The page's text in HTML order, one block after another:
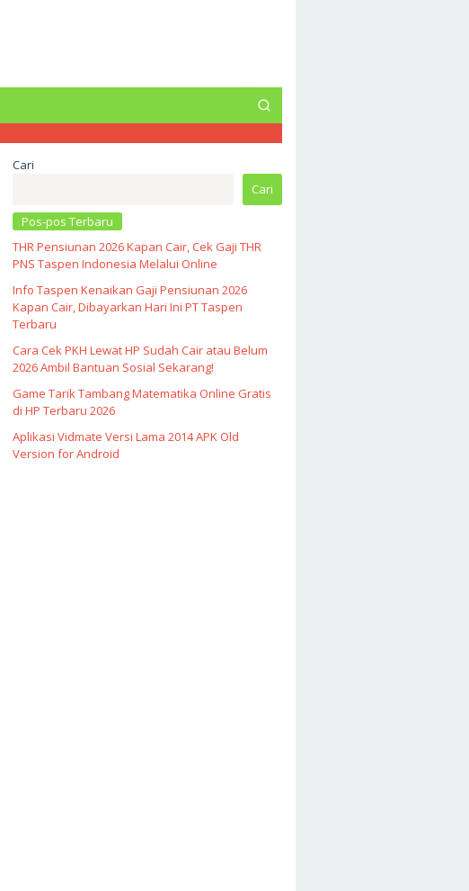
Cari
Cari
Pos-pos Terbaru
THR Pensiunan 2026 Kapan Cair, Cek Gaji THR
PNS Taspen Indonesia Melalui Online
Info Taspen Kenaikan Gaji Pensiunan 2026
Kapan Cair, Dibayarkan Hari Ini PT Taspen
Terbaru
Cara Cek PKH Lewat HP Sudah Cair atau Belum
2026 Ambil Bantuan Sosial Sekarang!
Game Tarik Tambang Matematika Online Gratis
di HP Terbaru 2026
Aplikasi Vidmate Versi Lama 2014 APK Old
Version for Android